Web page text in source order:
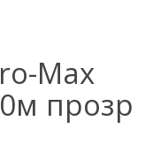
Max
прозр